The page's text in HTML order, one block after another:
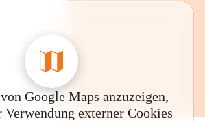
Google Maps anzuzeigen,
Verwendung externer Cookies